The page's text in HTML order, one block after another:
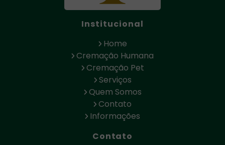
Pet Preço
Preço
Animais
Animais
de
Estimação
de
Animais
Quanto
Custa
de
Cachorro
Cremação
de Cão
Cremação
Cremação
Institucional
Home
Cremação Humana
Cremação Pet
Serviços
Quem Somos
Contato
Informações
Contato